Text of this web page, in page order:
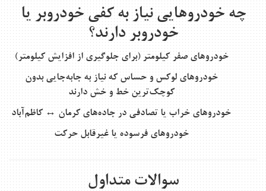
چه خودروهایی نیاز به کفی خودروبر یا
خودروبر دارند؟
خودروهای صفر کیلومتر (برای جلوگیری از افزایش کیلومتر)
خودروهای لوکس و حساس که نیاز به جابه‌جایی بدون
کوچک‌ترین خط و خش دارند
خودروهای خراب یا تصادفی در جاده‌های کرمان ↔ کاظم‌آباد
خودروهای فرسوده یا غیرقابل حرکت
سوالات متداول